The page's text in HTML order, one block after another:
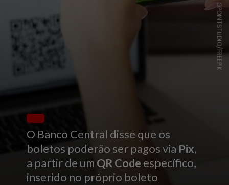
O Banco Central disse que os
boletos poderão ser pagos via Pix,
a partir de um QR Code específico,
inserido no próprio boleto
GPOINTSTUDIO/FREEPIK